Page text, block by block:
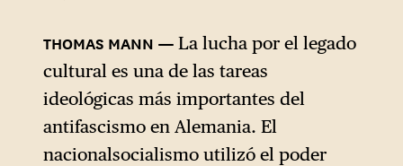
La lucha por el legado
cultural es una de las tareas
ideológicas más importantes del
antifascismo en Alemania. El
nacionalsocialismo utilizó el poder